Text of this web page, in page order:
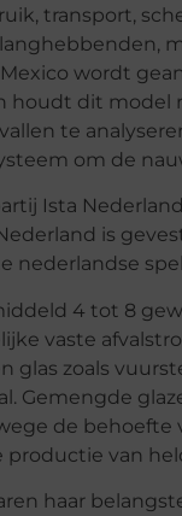
transport,
wordt
houdt dit
te
om de
Ista
is
nederlandse
4 tot 8
vaste
glas zoals
Gemengde
de
van
haar